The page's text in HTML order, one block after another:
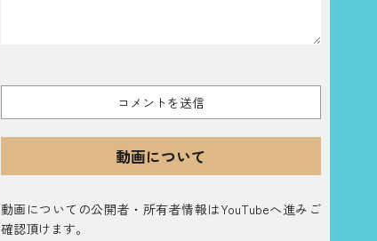
動画について
動画についての公開者・所有者情報はYouTubeへ進みご
確認頂けます。